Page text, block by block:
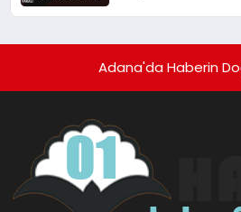
Adana'da Haberin